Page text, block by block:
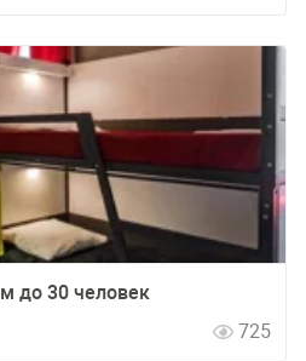
до 30 человек
725